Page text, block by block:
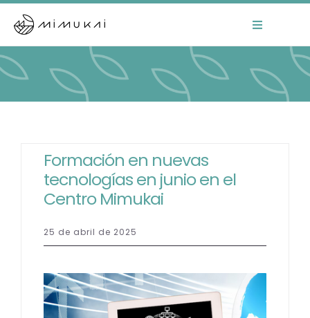
content
Toggle
Navigation
Home
El Centro
La Comunidad
Áreas de Trabajo
Actualidad
Contacto
Formación en nuevas
tecnologías en junio en el
Centro Mimukai
25 de abril de 2025